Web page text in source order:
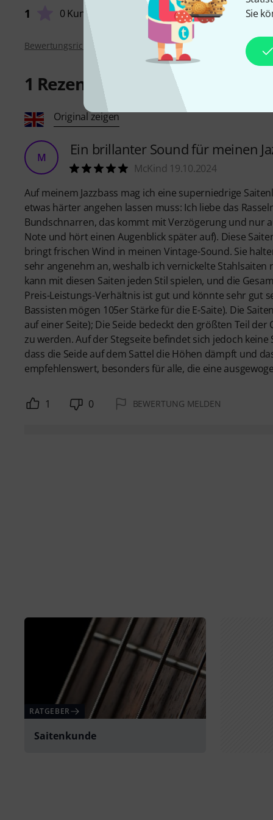
Sie
1 0 Kunden
Bewertungsrichtlinien
1 Rezension
Original zeigen
M Ein brillanter Sound für meinen
McKind 19.10.2024
Auf meinem Jazzbass mag ich eine superniedrige
etwas härter angehen lassen muss: Ich liebe das
Bundschnarren, das kommt mit Verzögerung und nur
Note und hört einen Augenblick später auf). Diese
bringt frischen Wind in meinen Vintage-Sound. Sie
sehr angenehm an, weshalb ich vernickelte
kann mit diesen Saiten jeden Stil spielen, und die
Preis-Leistungs-Verhältnis ist gut und könnte sehr gut
Bassisten mögen 105er Stärke für die E-Saite). Die
auf einer Seite); Die Seide bedeckt den größten Teil
zu werden. Auf der Stegseite befindet sich jedoch
dass die Seide auf dem Sattel die Höhen dämpft und
empfehlenswert, besonders für alle, die eine
1 0 BEWERTUNG MELDEN
RATGEBER
Saitenkunde